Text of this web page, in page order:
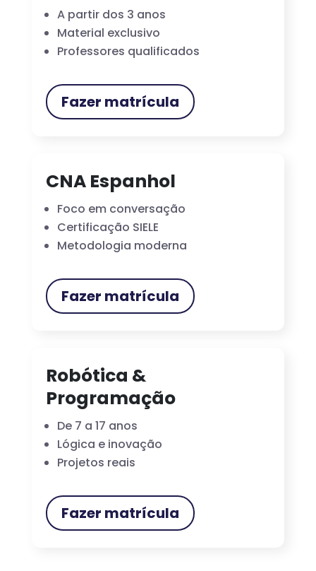
A partir dos 3 anos
Material exclusivo
Professores qualificados
Fazer matrícula
CNA Espanhol
Foco em conversação
Certificação SIELE
Metodologia moderna
Fazer matrícula
Robótica &
Programação
De 7 a 17 anos
Lógica e inovação
Projetos reais
Fazer matrícula